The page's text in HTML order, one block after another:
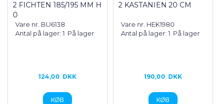
2 FICHTEN 185/195 MM H
0
Vare nr. BU6138
Antal på lager: 1 På lager
124,00 DKK
2 KASTANIEN 20 CM
Vare nr. HEK1980
Antal på lager: 1 På lager
190,00 DKK